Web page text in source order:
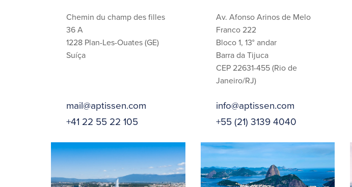
Chemin du champ des filles
36 A
1228 Plan-Les-Ouates (GE)
Suíça
mail@aptissen.com
+41 22 55 22 105
Av. Afonso Arinos de Melo
Franco 222
Bloco 1, 13° andar
Barra da Tijuca
CEP 22631-455 (Rio de
Janeiro/RJ)
info@aptissen.com
+55 (21) 3139 4040